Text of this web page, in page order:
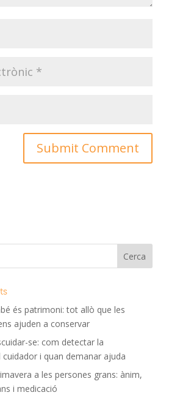
és patrimoni: tot allò que les
ajuden a conservar
se: com detectar la
i quan demanar ajuda
a les persones grans: ànim,
i medicació